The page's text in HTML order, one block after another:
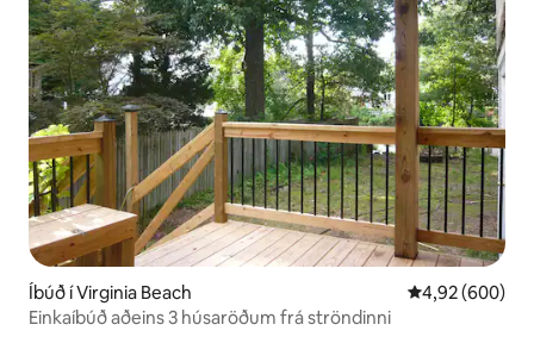
Íbúð í Virginia Beach 4,92 af 5 í
4,92 (600)
Einkaíbúð aðeins 3 húsaröðum frá ströndinni